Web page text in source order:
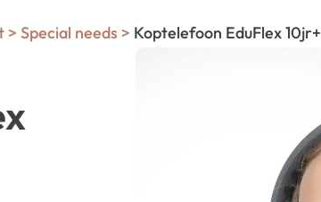
> Special needs > Koptelefoon EduFlex 10jr+